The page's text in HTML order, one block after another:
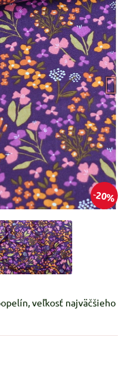
20%
veľkosť najväčšieho